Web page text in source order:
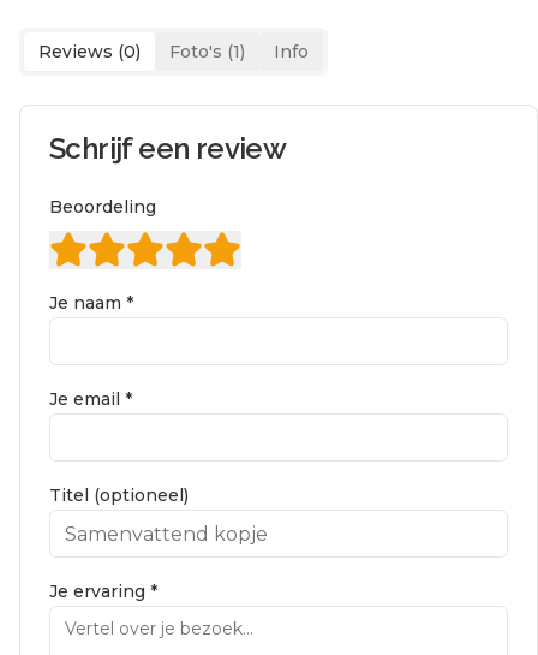
Reviews (0) Foto's (1) Info
Schrijf een review
Beoordeling
Je naam *
Je email *
Titel (optioneel)
Je ervaring *